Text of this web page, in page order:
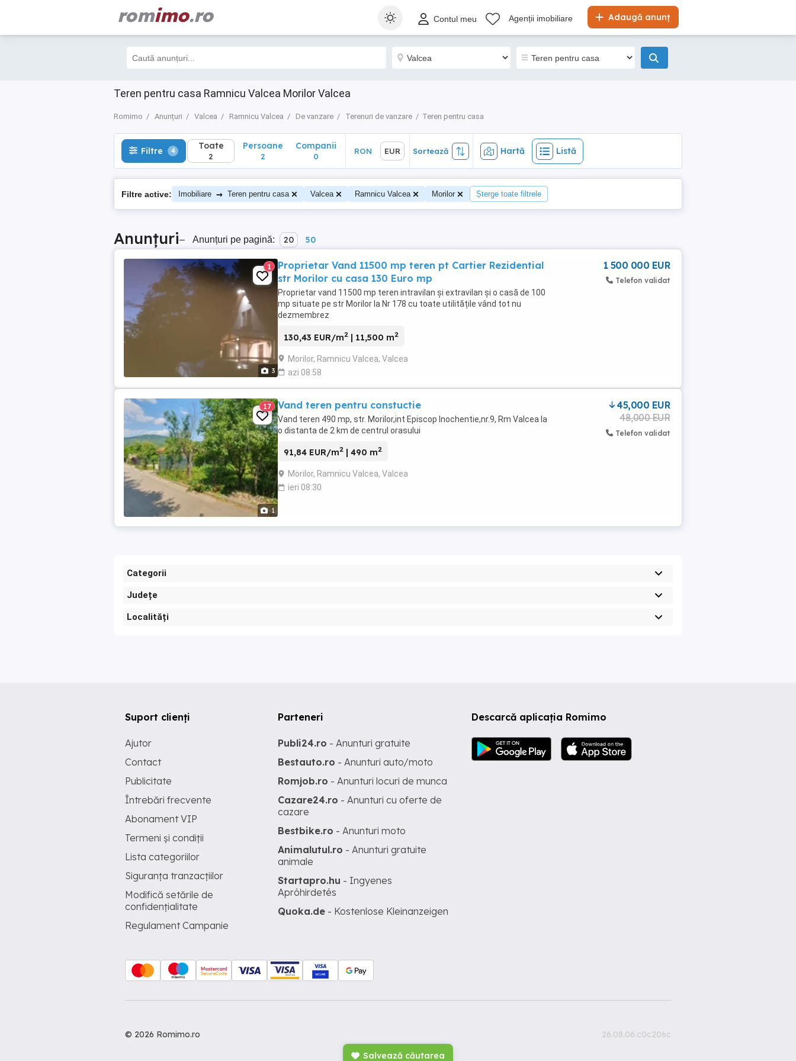
romimo.ro Adaugă anunț
Contul meu Agenții imobiliare
Teren pentru casa Ramnicu Valcea Morilor Valcea
Romimo Anunțuri Valcea Ramnicu Valcea De vanzare Terenuri de vanzare Teren pentru casa
Filtre 4 Toate
2
EUR Sortează Hartă Listă
Filtre 4 Toate
2
Persoane
2
Companii
0
RON EUR Sortează Hartă Listă
Filtre active: Imobiliare → Teren pentru casa Valcea Ramnicu Valcea Morilor Șterge toate filtrele
Anunțuri– Anunțuri pe pagină: 20 50
3
1
Proprietar Vand 11500 mp teren pt Cartier Rezidential
str Morilor cu casa 130 Euro mp
Proprietar vand 11500 mp teren intravilan și extravilan și o casă de 100
mp situate pe str Morilor la Nr 178 cu toate utilitățile vând tot nu
dezmembrez
130,43 EUR/m2 | 11,500 m2
Morilor, Ramnicu Valcea, Valcea
azi 08:58
1 500 000 EUR
Telefon validat
1
17 Vand teren pentru constuctie
Vand teren 490 mp, str. Morilor,int Episcop Inochentie,nr.9, Rm Valcea la
o distanta de 2 km de centrul orasului
91,84 EUR/m2 | 490 m2
Morilor, Ramnicu Valcea, Valcea
ieri 08:30
45,000 EUR
48,000 EUR
Telefon validat
Categorii
Județe
Localități
Salvează căutarea
Descarcă aplicația Romimo
Suport clienți
Ajutor
Contact
Publicitate
Întrebări frecvente
Abonament VIP
Termeni și condiții
Lista categoriilor
Siguranța tranzacțiilor
Modifică setările de
confidențialitate
Regulament Campanie
Parteneri
Publi24.ro - Anunturi gratuite
Bestauto.ro - Anunturi auto/moto
Romjob.ro - Anunturi locuri de munca
Cazare24.ro - Anunturi cu oferte de
cazare
Bestbike.ro - Anunturi moto
Animalutul.ro - Anunturi gratuite
animale
Startapro.hu - Ingyenes
Apróhirdetés
Quoka.de - Kostenlose Kleinanzeigen
© 2026 Romimo.ro 26.08.06.c0c206c